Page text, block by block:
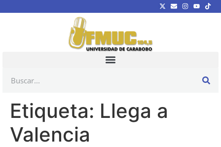
Etiqueta: Llega a
Valencia